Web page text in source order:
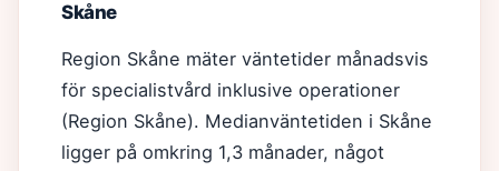
Skåne
Region Skåne mäter väntetider månadsvis
för specialistvård inklusive operationer
(Region Skåne). Medianväntetiden i Skåne
ligger på omkring 1,3 månader, något